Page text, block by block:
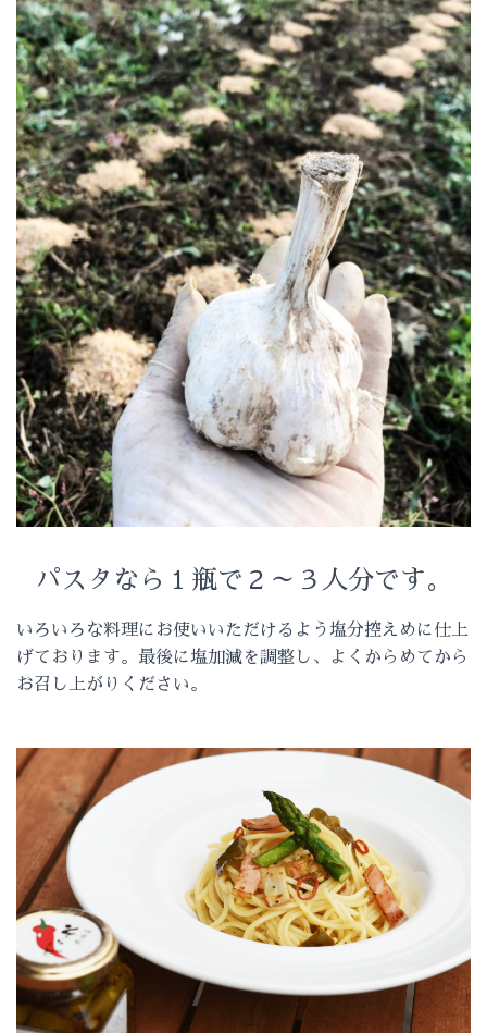
パスタなら１瓶で２～３人分です。
いろいろな料理にお使いいただけるよう塩分控えめに仕上
げております。最後に塩加減を調整し、よくからめてから
お召し上がりください。